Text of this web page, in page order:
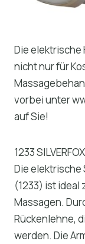
Die elektrische
nicht nur für
vorbei unter
auf Sie!
1233
Die elektrische
(1233) ist ideal
Massagen.
Rückenlehne,
werden. Die